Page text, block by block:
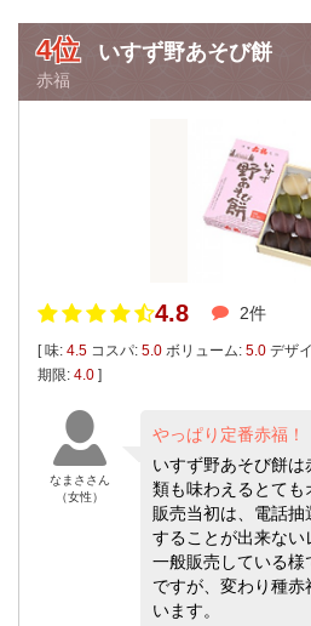
4位 いすず野あそび餅
赤福
4.8 2件
[ 味: 4.5 コスパ: 5.0 ボリューム: 5.0 デザ
期限: 4.0 ]
なまささん
（女性）
やっぱり定番赤福！
いすず野あそび餅
類も味わえるとても
販売当初は、電話抽
することが出来ない
一般販売している
ですが、変わり種
います。